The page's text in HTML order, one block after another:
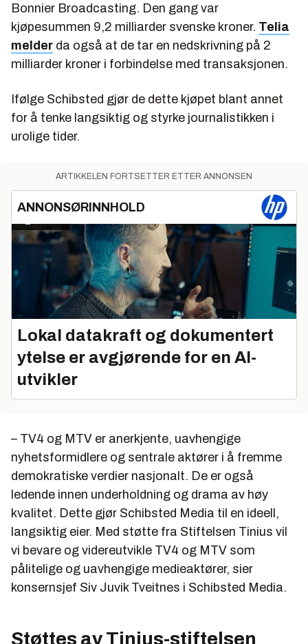
Bonnier Broadcasting. Den gang var
kjøpesummen 9,2 milliarder svenske kroner. Telia
melder da også at de tar en nedskrivning på 2
milliarder kroner i forbindelse med transaksjonen.
Ifølge Schibsted gjør de dette kjøpet blant annet
for å tenke langsiktig og styrke journalistikken i
urolige tider.
ARTIKKELEN FORTSETTER ETTER ANNONSEN
ANNONSØRINNHOLD
Lokal datakraft og dokumentert
ytelse er avgjørende for en AI-
utvikler
– TV4 og MTV er anerkjente, uavhengige
nyhetsformidlere og sentrale aktører i å fremme
demokratiske verdier nasjonalt. De er også
ledende innen underholdning og drama av høy
kvalitet. Dette gjør Schibsted Media til en ideell,
langsiktig eier. Med støtte fra Stiftelsen Tinius vil
vi bevare og videreutvikle TV4 og MTV som
pålitelige og uavhengige medieaktører, sier
konsernsjef Siv Juvik Tveitnes i Schibsted Media.
Støttes av Tinius-stiftelsen